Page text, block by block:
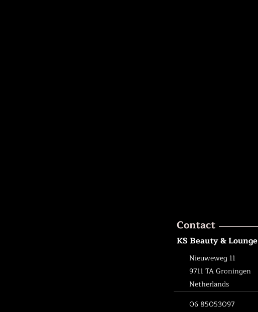
Contact
KS Beauty & Lounge
Nieuweweg 11
9711 TA Groningen
Netherlands
06 85053097